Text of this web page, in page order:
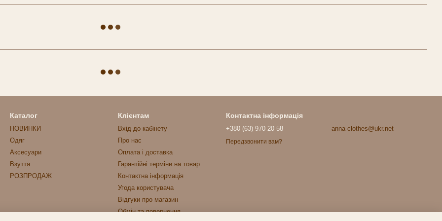
Каталог
НОВИНКИ
Одяг
Аксесуари
Взуття
РОЗПРОДАЖ
Клієнтам
Вхід до кабінету
Про нас
Оплата і доставка
Гарантійні терміни на товар
Контактна інформація
Угода користувача
Відгуки про магазин
Обмін та повернення
Контактна інформація
+380 (63) 970 20 58
Передзвонити вам?
anna-clothes@ukr.net